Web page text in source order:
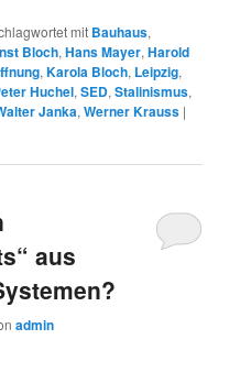
mit Bauhaus,
Bloch,Hans Mayer,Harold
,Karola Bloch, Leipzig,
Huchel,SED,Stalinismus,
Janka,Werner Krauss |
aus
admin